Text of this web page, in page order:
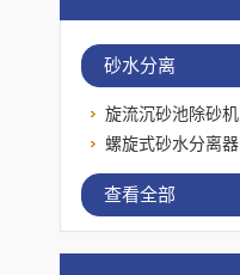
砂水分离
旋流沉砂池除砂机
螺旋式砂水分离器
查看全部